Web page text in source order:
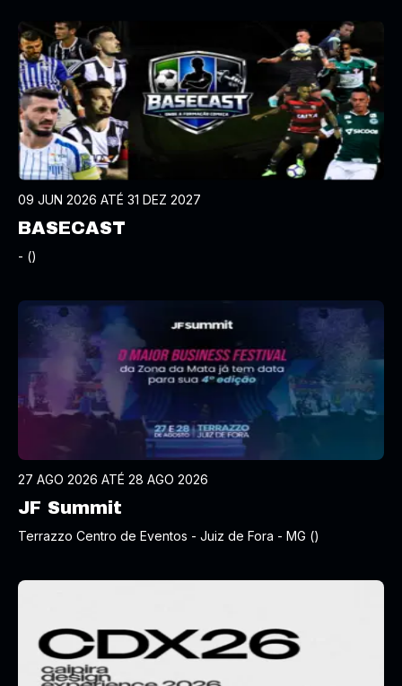
09 JUN 2026 ATÉ 31 DEZ 2027
BASECAST
- ()
27 AGO 2026 ATÉ 28 AGO 2026
JF Summit
Terrazzo Centro de Eventos - Juiz de Fora - MG ()